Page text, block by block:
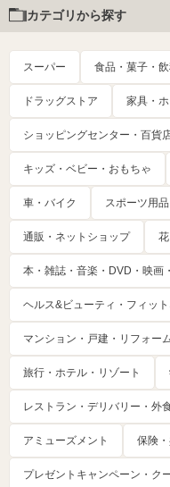
カテゴリから探す
スーパー 食品・菓子・
ドラッグストア 家具・
ショッピングセンター・百貨
キッズ・ベビー・おもちゃ
車・バイク スポーツ用
通販・ネットショップ
本・雑誌・音楽・DVD・映画
ヘルス&ビューティ・フィッ
マンション・戸建・リフォー
旅行・ホテル・リゾート
レストラン・デリバリー・外
アミューズメント 保険
プレゼントキャンペーン・ク